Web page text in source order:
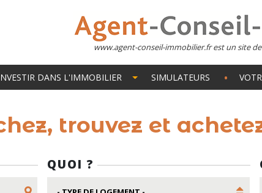
www.agent-conseil-immobilier.fr est un site
DANS L'IMMOBILIER SIMULATEURS
trouvez et
QUOI ?